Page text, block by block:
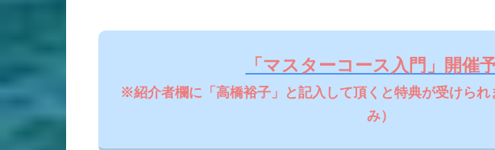
「マスターコース入門」開催
※紹介者欄に「高橋裕子」と記入して頂くと特典が受けられ
み）